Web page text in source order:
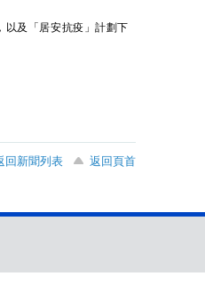
及「居安抗疫」計劃下
回新聞列表
返回頁首